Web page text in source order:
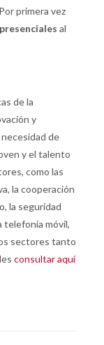
primera vez
presenciales al
de la
y
de
y el talento
como las
la cooperación
la seguridad
telefonía móvil,
sectores tanto
consultar aquí